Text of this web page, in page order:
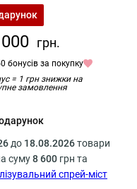
грн.
бонусів за покупку
= 1 грн знижки на
замовлення
до 18.08.2026товари
суму8 600 грн та
спрей-міст